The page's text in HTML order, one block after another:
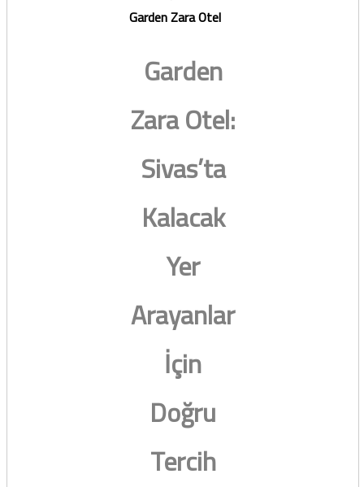
Garden Zara Otel
Garden
Zara Otel:
Sivas’ta
Kalacak
Yer
Arayanlar
İçin
Doğru
Tercih